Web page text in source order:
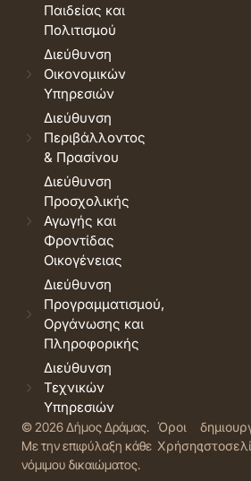
Παιδείας και
Πολιτισμού
Διεύθυνση
Οικονομικών
Υπηρεσιών
Διεύθυνση
Περιβάλλοντος
& Πρασίνου
Διεύθυνση
Προσχολικής
Αγωγής και
Φροντίδας
Οικογένειας
Διεύθυνση
Προγραμματισμού,
Οργάνωσης και
Πληροφορικής
Διεύθυνση
Τεχνικών
Υπηρεσιών
© 2026 Δήμος Δράμας.
Με την επιφύλαξη κάθε
νόμιμου δικαιώματος.
Όροι
Χρήσης